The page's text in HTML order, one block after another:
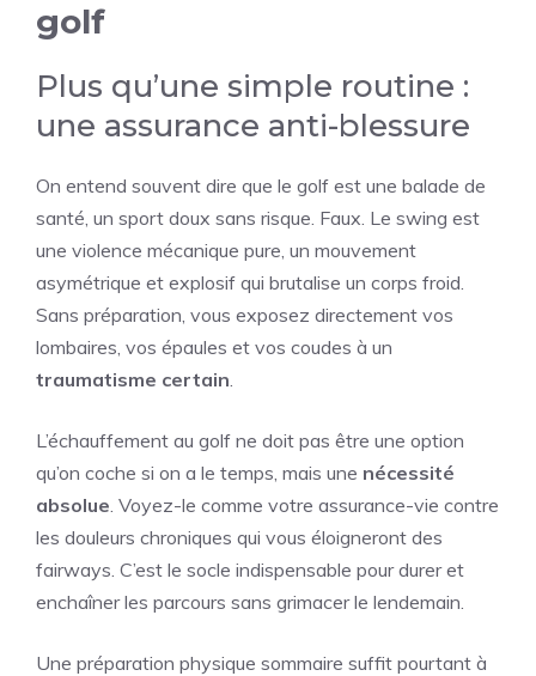
golf
Plus qu’une simple routine :
une assurance anti-blessure
On entend souvent dire que le golf est une balade de
santé, un sport doux sans risque. Faux. Le swing est
une violence mécanique pure, un mouvement
asymétrique et explosif qui brutalise un corps froid.
Sans préparation, vous exposez directement vos
lombaires, vos épaules et vos coudes à un
traumatisme certain.
L’échauffement au golf ne doit pas être une option
qu’on coche si on a le temps, mais une nécessité
absolue. Voyez-le comme votre assurance-vie contre
les douleurs chroniques qui vous éloigneront des
fairways. C’est le socle indispensable pour durer et
enchaîner les parcours sans grimacer le lendemain.
Une préparation physique sommaire suffit pourtant à